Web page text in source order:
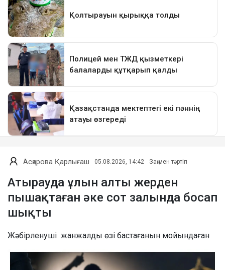
Асқарова Қарлығаш 05.08.2026, 14:42 Заң мен тәртіп
Атырауда ұлын алты жерден
пышақтаған әке сот залында босап
шықты
Жәбірленуші жанжалды өзі бастағанын мойындаған